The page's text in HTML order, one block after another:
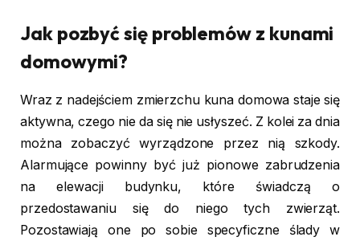
Jak pozbyć się problemów z kunami
domowymi?
Wraz z nadejściem zmierzchu kuna domowa staje się
aktywna, czego nie da się nie usłyszeć. Z kolei za dnia
można zobaczyć wyrządzone przez nią szkody.
Alarmujące powinny być już pionowe zabrudzenia
na elewacji budynku, które świadczą o
przedostawaniu się do niego tych zwierząt.
Pozostawiają one po sobie specyficzne ślady w